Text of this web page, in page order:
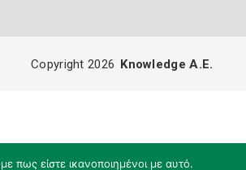
πως είστε ικανοποιημένοι με αυτό.
Copyright 2026 Knowledge A.E.